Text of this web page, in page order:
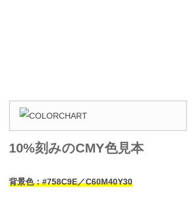
10%刻みのCMY色見本
背景色：#758C9E／C60M40Y30